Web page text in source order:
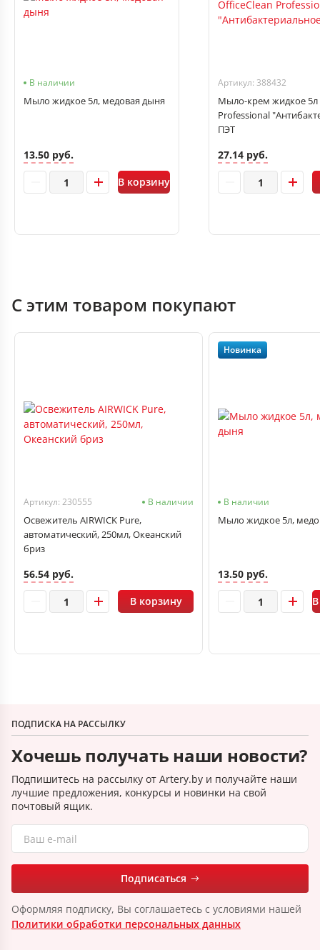
В наличии
Мыло жидкое 5л, медовая дыня
13.50 руб.
В корзину
Артикул: 388432
Мыло-крем жидкое 5л
Professional
ПЭТ
27.14 руб.
С этим товаром покупают
Артикул: 230555 В наличии
Освежитель AIRWICK Pure,
автоматический, 250мл, Океанский
бриз
56.54 руб.
В корзину
Новинка
В наличии
Мыло жидкое 5л,
13.50 руб.
ПОДПИСКА НА РАССЫЛКУ
Хочешь получать наши новости?
Подпишитесь на рассылку от Artery.by и получайте наши
лучшие предложения, конкурсы и новинки на свой
почтовый ящик.
Подписаться
Оформляя подписку, Вы соглашаетесь с условиями нашей
Политики обработки персональных данных